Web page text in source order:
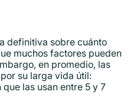
definitiva sobre cuánto
muchos factores pueden
en promedio, las
su larga vida útil:
las usan entre 5 y 7